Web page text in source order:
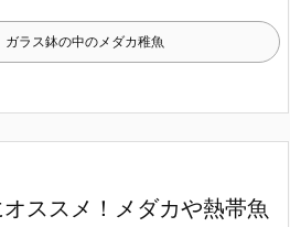
ガラス鉢の中のメダカ稚魚
ススメ！メダカや熱帯魚